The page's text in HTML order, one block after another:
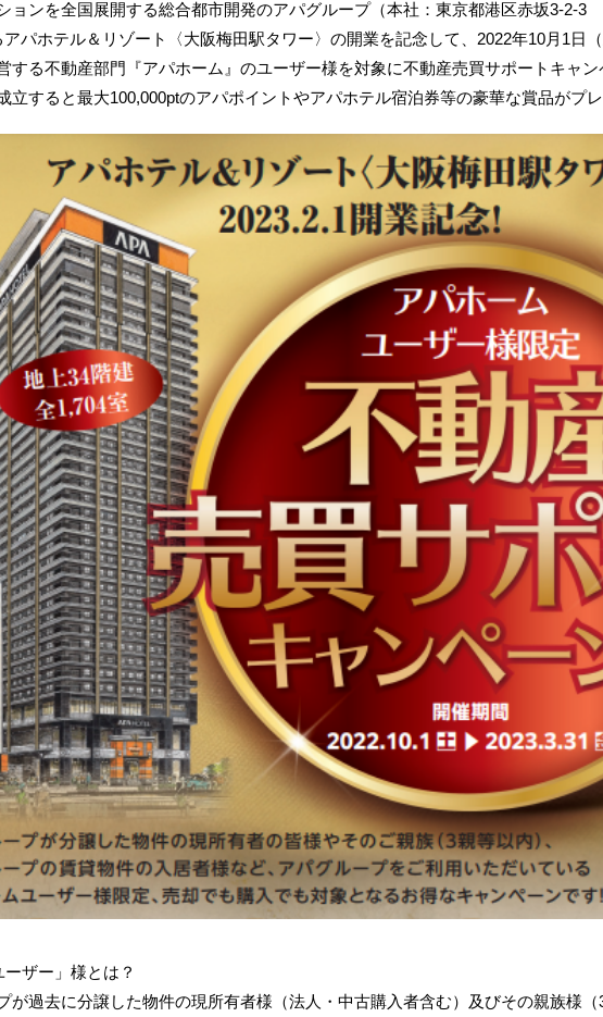
ョンを全国展開する総合都市開発のアパグループ（本社：東京都港区赤坂3-2-
アパホテル＆リゾート〈大阪梅田駅タワー〉の開業を記念して、2022年10月1日
する不動産部門『アパホーム』のユーザー様を対象に不動産売買サポートキャ
立すると最大100,000ptのアパポイントやアパホテル宿泊券等の豪華な賞品がプレ
ザー」様とは？
過去に分譲した物件の現所有者様（法人・中古購入者含む）及びその親族様（3